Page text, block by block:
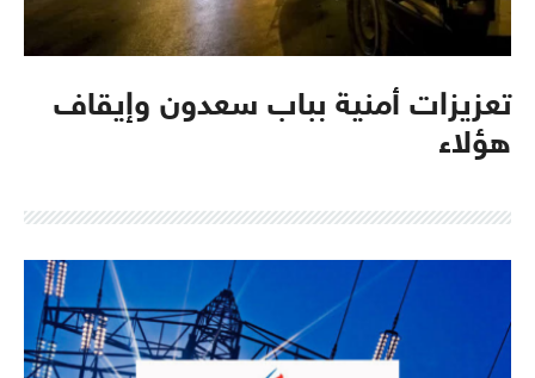
تعزيزات أمنية بباب سعدون وإيقاف
هؤلاء